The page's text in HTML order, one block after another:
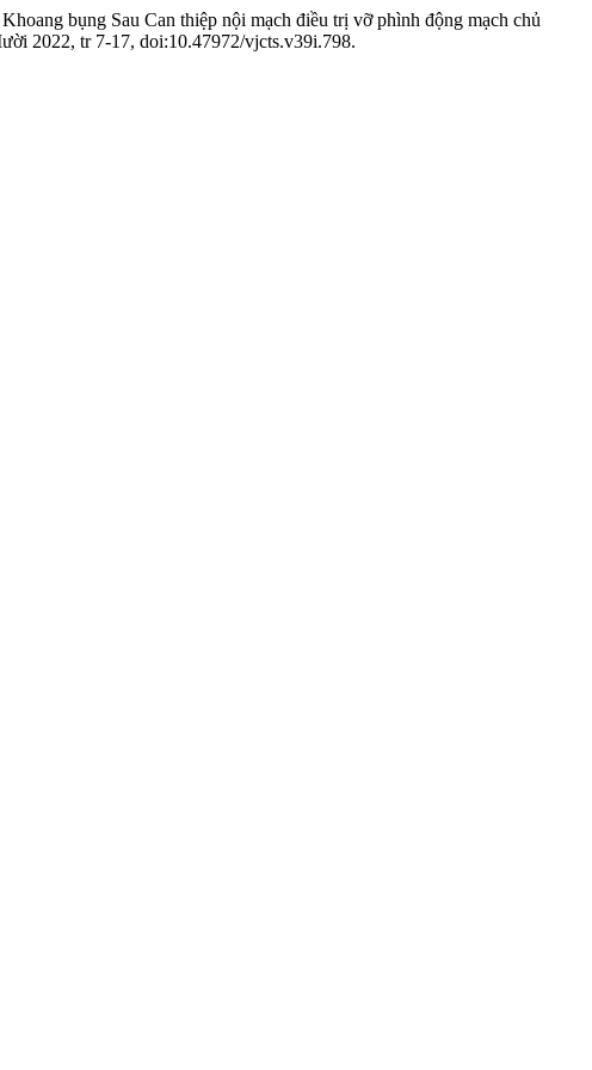
bụng Sau Can thiệp nội mạch điều trị vỡ phình động mạch chủ
2022, tr 7-17, doi:10.47972/vjcts.v39i.798.